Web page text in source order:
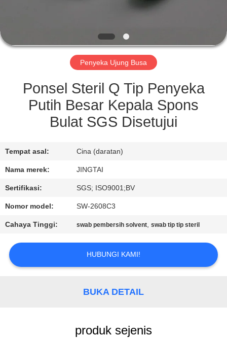
KUALITAS
KAMI
BERITA
KASUS
SITEMAP
PRIVACY
Penyeka Ujung Busa
Ponsel Steril Q Tip Penyeka
Putih Besar Kepala Spons
Bulat SGS Disetujui
Tempat asal: Cina (daratan)
Nama merek: JINGTAI
Sertifikasi: SGS; ISO9001;BV
Nomor model: SW-2608C3
Cahaya Tinggi: swab pembersih solvent,swab tip tip steril
HUBUNGI KAMI!
BUKA DETAIL
produk sejenis